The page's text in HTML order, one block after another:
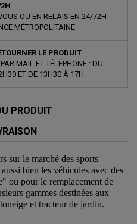
OU EN RELAIS EN 24/72H
MÉTROPOLITAINE
LE PRODUIT
MAIL ET TÉLÉPHONE : DU
ET DE 13H30 À 17H.
PRODUIT
sur le marché des sports
bien les véhicules avec des
ou pour le remplacement de
gammes destinées aux
et tracteur de jardin.